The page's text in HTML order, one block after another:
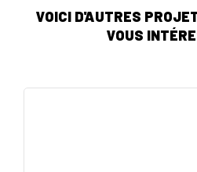
VOICI D'AUTRES
VOUS